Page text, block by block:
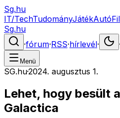
Sg.hu
IT/TechTudományJátékAutó
Sg.hu
·fórum·RSS·hírlevél· ·
Menü
SG.hu·2024. augusztus 1.
Lehet, hogy besült
Galactica